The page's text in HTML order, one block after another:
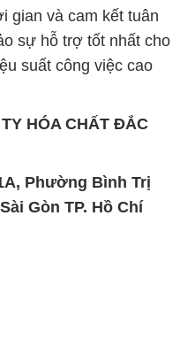
gian và cam kết tuân
sự hỗ trợ tốt nhất cho
suất công việc cao
HÓA CHẤT ĐẮC
Phường Bình Trị
Gòn TP. Hồ Chí